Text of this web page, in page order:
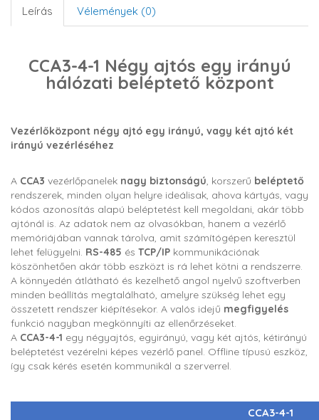
Leírás Vélemények (0)
CCA3-4-1 Négy ajtós egy irányú
hálózati beléptető központ
Vezérlőközpont négy ajtó egy irányú, vagy két ajtó két
irányú vezérléséhez
A CCA3 vezérlőpanelek nagy biztonságú, korszerű beléptető
rendszerek, minden olyan helyre ideálisak, ahova kártyás, vagy
kódos azonosítás alapú beléptetést kell megoldani, akár több
ajtónál is. Az adatok nem az olvasókban, hanem a vezérlő
memóriájában vannak tárolva, amit számítógépen keresztül
lehet felügyelni. RS-485 és TCP/IP kommunikációnak
köszönhetően akár több eszközt is rá lehet kötni a rendszerre.
A könnyedén átlátható és kezelhető angol nyelvű szoftverben
minden beállítás megtalálható, amelyre szükség lehet egy
összetett rendszer kiépítésekor. A valós idejű megfigyelés
funkció nagyban megkönnyíti az ellenőrzéseket.
A CCA3-4-1 egy négyajtós, egyirányú, vagy két ajtós, kétirányú
beléptetést vezérelni képes vezérlő panel. Offline típusú eszköz,
így csak kérés esetén kommunikál a szerverrel.
CCA3-4-1